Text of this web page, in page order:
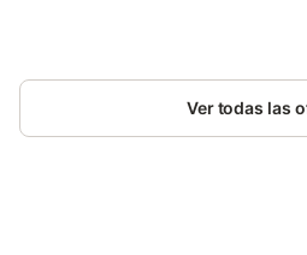
totalmente equipada con
dormitorios y 2 baños, por lo que
alojar a 5 personas. Los servicios
Ver todas las